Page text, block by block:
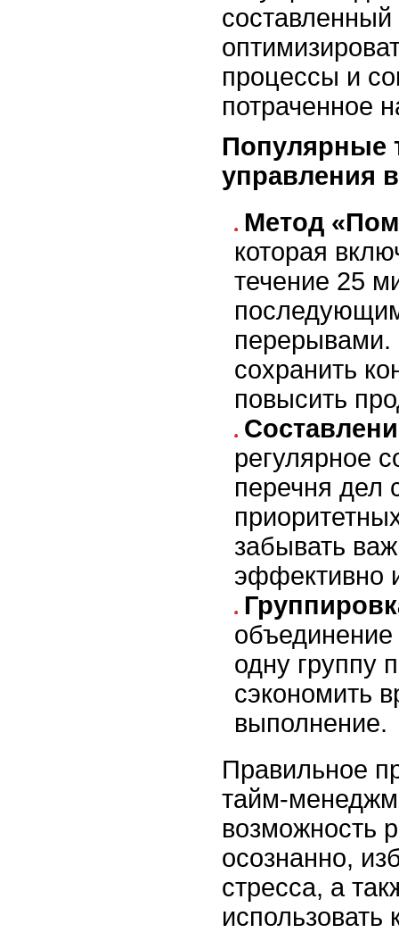
составленный
процессы и
потраченное
Популярные
управления
Метод
которая
течение 25
перерывами.
сохранить
повысить
регулярное
перечня дел
забывать
эффективно
одну группу
сэкономить
выполнение.
Правильное
тайм-
возможность
осознанно,
стресса, а